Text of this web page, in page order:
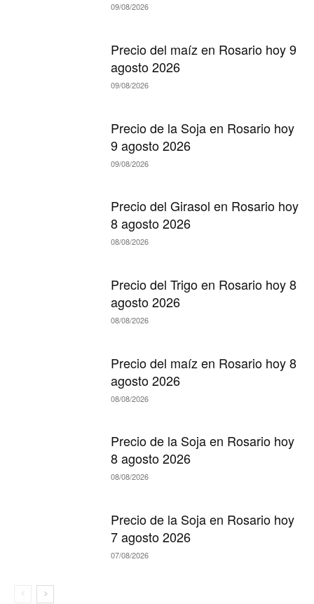
09/08/2026
Precio del maíz en Rosario hoy 9
agosto 2026
09/08/2026
Precio de la Soja en Rosario hoy
9 agosto 2026
09/08/2026
Precio del Girasol en Rosario hoy
8 agosto 2026
08/08/2026
Precio del Trigo en Rosario hoy 8
agosto 2026
08/08/2026
Precio del maíz en Rosario hoy 8
agosto 2026
08/08/2026
Precio de la Soja en Rosario hoy
8 agosto 2026
08/08/2026
Precio de la Soja en Rosario hoy
7 agosto 2026
07/08/2026